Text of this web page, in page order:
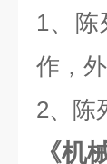
1、
作，
2、陈
《机